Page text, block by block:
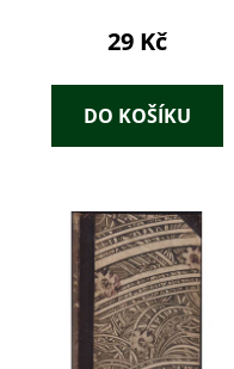
29 Kč
DO KOŠÍKU